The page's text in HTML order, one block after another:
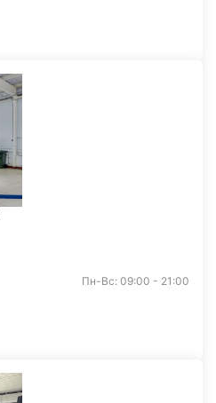
Пн-Вс: 09:00 - 21:00